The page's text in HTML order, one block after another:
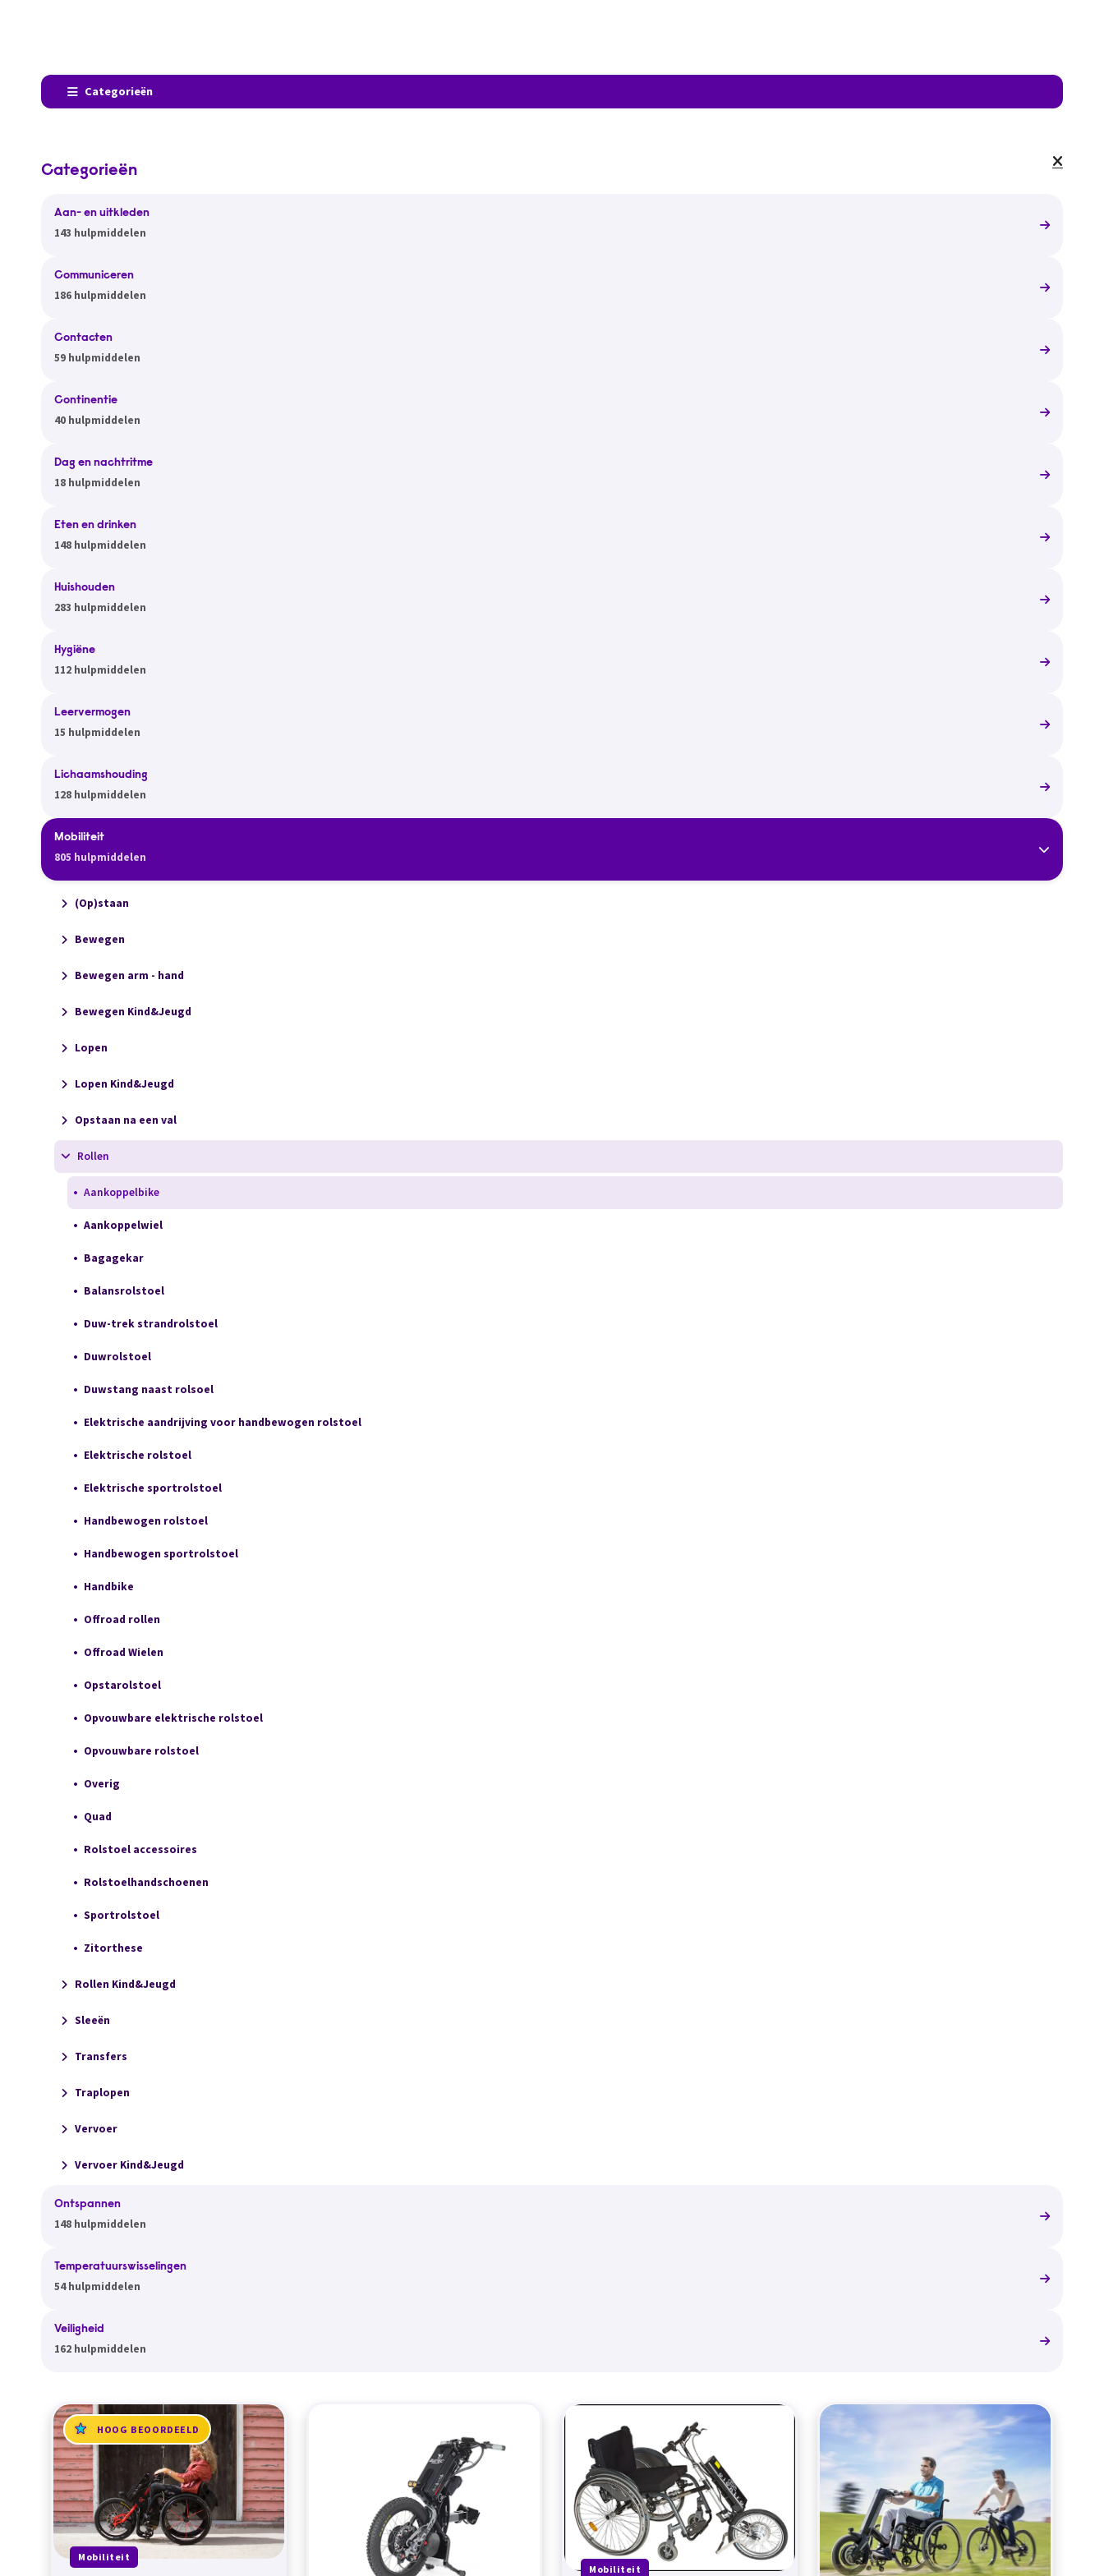
Categorieën
Categorieën
Aan- en uitkleden
143 hulpmiddelen
Communiceren
186 hulpmiddelen
Contacten
59 hulpmiddelen
Continentie
40 hulpmiddelen
Dag en nachtritme
18 hulpmiddelen
Eten en drinken
148 hulpmiddelen
Huishouden
283 hulpmiddelen
Hygiëne
112 hulpmiddelen
Leervermogen
15 hulpmiddelen
Lichaamshouding
128 hulpmiddelen
Mobiliteit
805 hulpmiddelen
(Op)staan
Bewegen
Bewegen arm - hand
Bewegen Kind&Jeugd
Lopen
Lopen Kind&Jeugd
Opstaan na een val
Rollen
Aankoppelbike
Aankoppelwiel
Bagagekar
Balansrolstoel
Duw-trek strandrolstoel
Duwrolstoel
Duwstang naast rolsoel
Elektrische aandrijving voor handbewogen rolstoel
Elektrische rolstoel
Elektrische sportrolstoel
Handbewogen rolstoel
Handbewogen sportrolstoel
Handbike
Offroad rollen
Offroad Wielen
Opstarolstoel
Opvouwbare elektrische rolstoel
Opvouwbare rolstoel
Overig
Quad
Rolstoel accessoires
Rolstoelhandschoenen
Sportrolstoel
Zitorthese
Rollen Kind&Jeugd
Sleeën
Transfers
Traplopen
Vervoer
Vervoer Kind&Jeugd
Ontspannen
148 hulpmiddelen
Temperatuurswisselingen
54 hulpmiddelen
Veiligheid
162 hulpmiddelen
HOOG BEOORDEELD
Mobiliteit
Mobiliteit